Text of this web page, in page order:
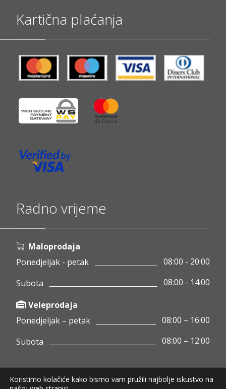
Kartična plaćanja
Radno vrijeme
Maloprodaja
Ponedjeljak - petak
08:00 - 20:00
Subota
08:00 - 14:00
Veleprodaja
Ponedjeljak – petak
08:00 – 16:00
Subota
08:00 – 12:00
Koristimo kolačiće kako bismo vam pružili najbolje iskustvo na